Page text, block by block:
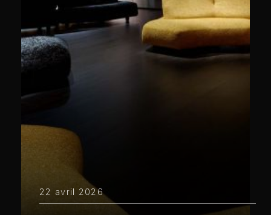
22 avril 2026